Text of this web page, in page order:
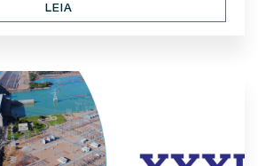
LEIA